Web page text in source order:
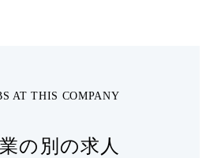
AT THIS COMPANY
の別の求人